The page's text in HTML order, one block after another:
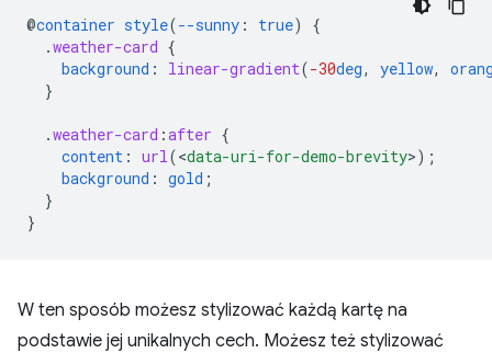
@container style(--sunny : true)
{
.weather-card {
background : linear-gradient(-30deg, yellow,
}
.weather-card :after {
content : url (<data-uri-for-demo-brevity>);
background : gold ;
}
}
W ten sposób możesz stylizować każdą kartę na
podstawie jej unikalnych cech. Możesz też stylizować